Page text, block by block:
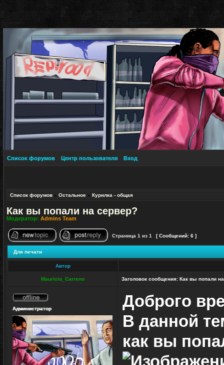
Список форумов Центр пользователя Вход
Список форумов » Остальное » Курилка - общая
Как вы попали на сервер?
Модератор: Admins Team
Начать новую тему Ответить на тему
Страница 1 из 1 [ Сообщений: 6 ]
Для печати
Автор
Mauricio_Carreno Заголовок сообщения: Как вы попали
в
сети
Администратор
Доброго
В данной
как вы